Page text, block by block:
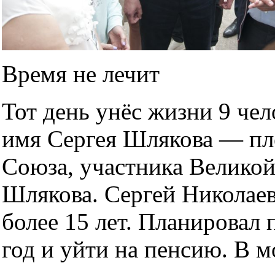
Время не лечит
Тот день унёс жизни 9
имя Сергея Шлякова —
Союза, участника
Шлякова. Сергей
более 15 лет. Планировал
год и уйти на пенсию. В